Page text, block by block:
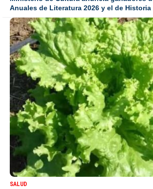
Anuales de Literatura 2026 y el de Historia
SALUD